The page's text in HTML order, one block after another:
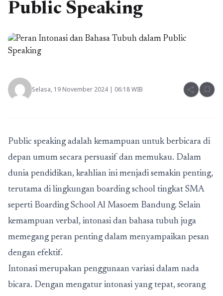
Public Speaking
Selasa, 19 November 2024 | 06:18 WIB share bookmark
Public speaking adalah kemampuan untuk berbicara di
depan umum secara persuasif dan memukau. Dalam
dunia pendidikan, keahlian ini menjadi semakin penting,
terutama di lingkungan boarding school tingkat SMA
seperti Boarding School Al Masoem Bandung. Selain
kemampuan verbal, intonasi dan bahasa tubuh juga
memegang peran penting dalam menyampaikan pesan
dengan efektif.
Intonasi merupakan penggunaan variasi dalam nada
bicara. Dengan mengatur intonasi yang tepat, seorang